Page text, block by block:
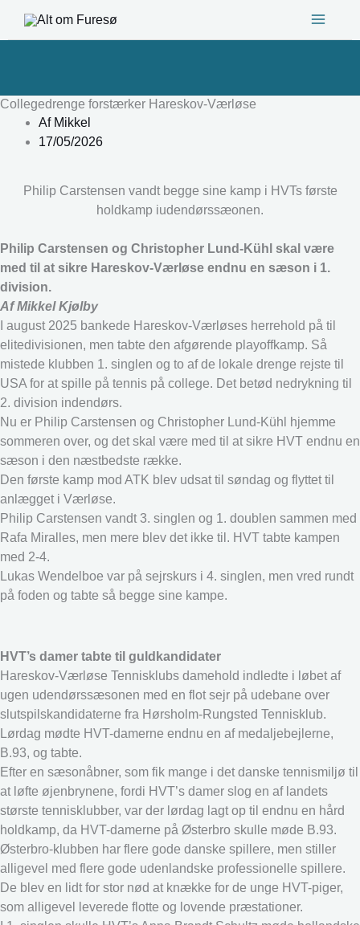
Collegedrenge forstærker Hareskov-Værløse
AfMikkel
17/05/2026
Philip Carstensen vandt begge sine kamp i HVTs første
holdkamp iudendørssæonen.
Philip Carstensen og Christopher Lund-Kühl skal være
med til at sikre Hareskov-Værløse endnu en sæson i 1.
division.
Af Mikkel Kjølby
I august 2025 bankede Hareskov-Værløses herrehold på til
elitedivisionen, men tabte den afgørende playoffkamp. Så
mistede klubben 1. singlen og to af de lokale drenge rejste til
USA for at spille på tennis på college. Det betød nedrykning til
2. division indendørs.
Nu er Philip Carstensen og Christopher Lund-Kühl hjemme
sommeren over, og det skal være med til at sikre HVT endnu en
sæson i den næstbedste række.
Den første kamp mod ATK blev udsat til søndag og flyttet til
anlægget i Værløse.
Philip Carstensen vandt 3. singlen og 1. doublen sammen med
Rafa Miralles, men mere blev det ikke til. HVT tabte kampen
med 2-4.
Lukas Wendelboe var på sejrskurs i 4. singlen, men vred rundt
på foden og tabte så begge sine kampe.
HVT’s damer tabte til guldkandidater
Hareskov-Værløse Tennisklubs damehold indledte i løbet af
ugen udendørssæsonen med en flot sejr på udebane over
slutspilskandidaterne fra Hørsholm-Rungsted Tennisklub.
Lørdag mødte HVT-damerne endnu en af medaljebejlerne,
B.93, og tabte.
Efter en sæsonåbner, som fik mange i det danske tennismiljø til
at løfte øjenbrynene, fordi HVT’s damer slog en af landets
største tennisklubber, var der lørdag lagt op til endnu en hård
holdkamp, da HVT-damerne på Østerbro skulle møde B.93.
Østerbro-klubben har flere gode danske spillere, men stiller
alligevel med flere gode udenlandske professionelle spillere.
De blev en lidt for stor nød at knække for de unge HVT-piger,
som alligevel leverede flotte og lovende præstationer.